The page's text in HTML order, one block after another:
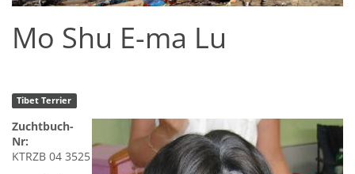
Mo Shu E-ma Lu
Tibet Terrier
Zuchtbuch-
Nr:
KTRZB 04 3525